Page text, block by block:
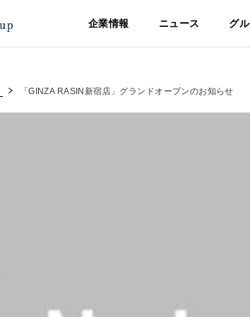
企業情報 ニュース グ
「GINZA RASIN新宿店」グランドオープンのお知らせ